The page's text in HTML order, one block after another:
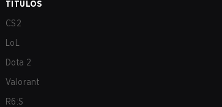
TÍTULOS
CS2
LoL
Dota 2
Valorant
R6:S